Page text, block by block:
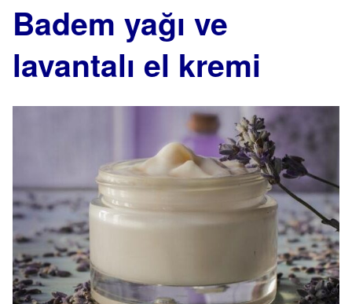
Badem yağı ve
lavantalı el kremi